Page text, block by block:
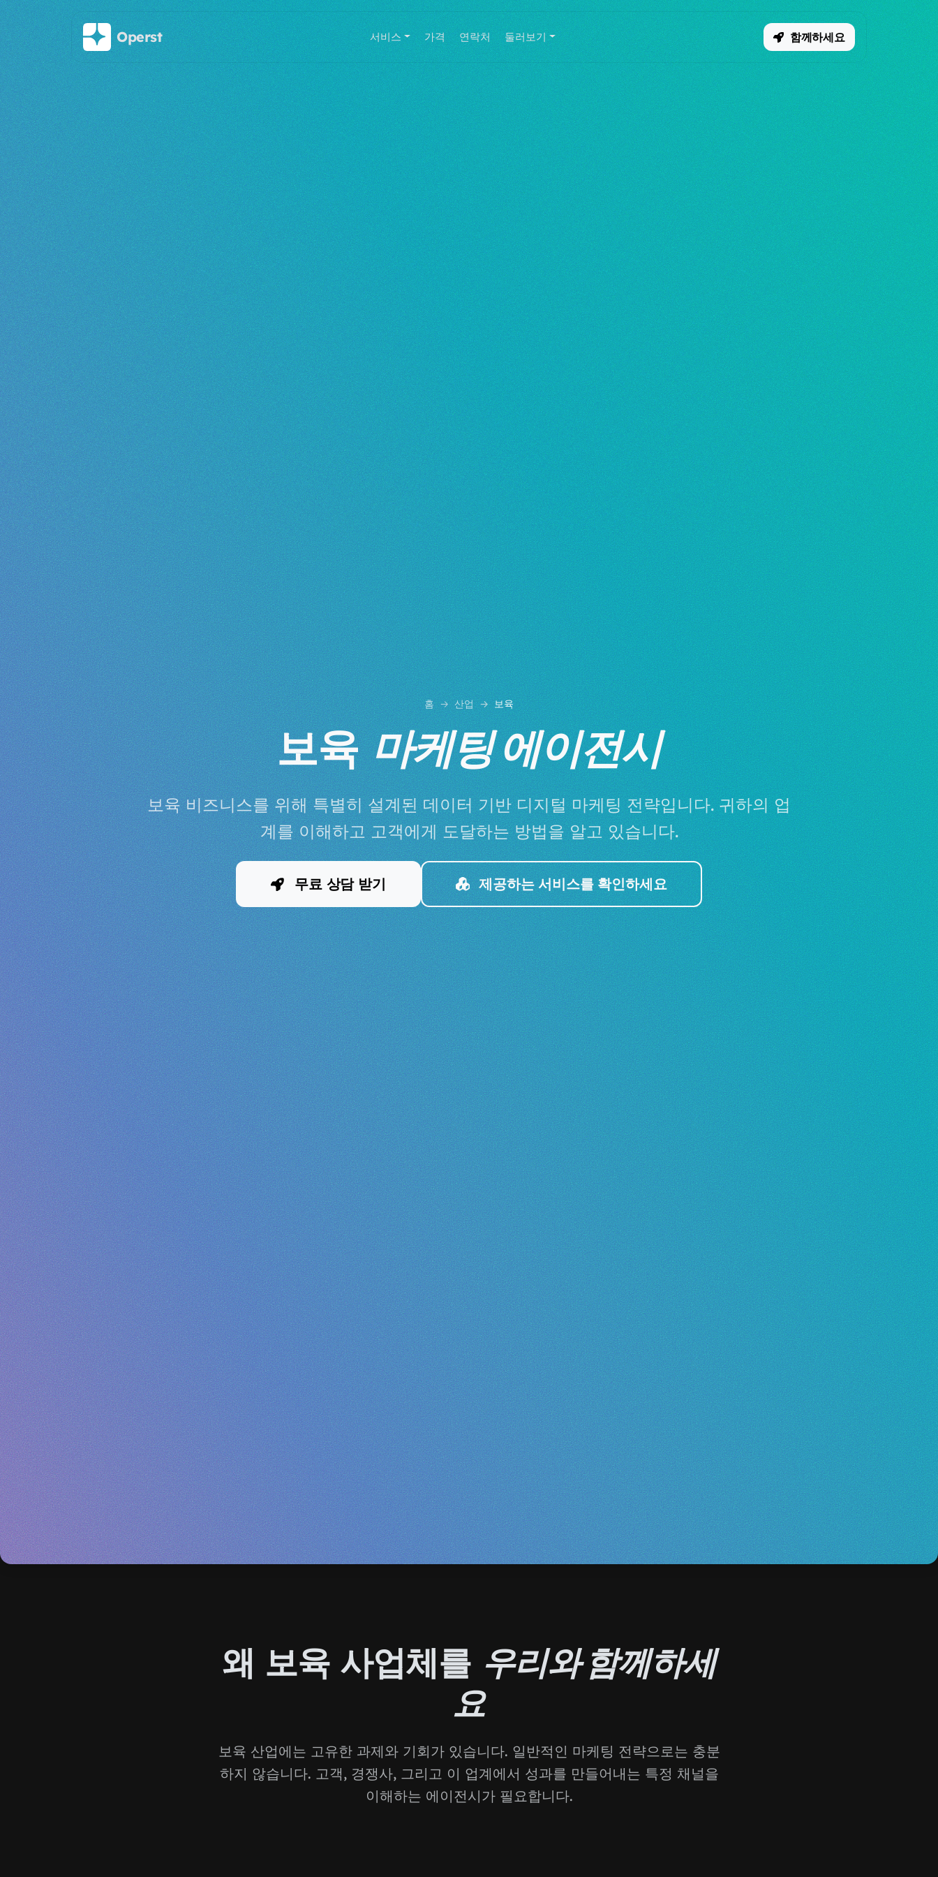
주요 콘텐츠로 건너뛰기
Operst 서비스 가격 연락처 둘러보기 함께하세요
홈 산업 보육
보육마케팅 에이전시
보육 비즈니스를 위해 특별히 설계된 데이터 기반 디지털 마케팅 전략입니다. 귀하의 업
계를 이해하고 고객에게 도달하는 방법을 알고 있습니다.
무료 상담 받기 제공하는 서비스를 확인하세요
왜 보육 사업체를 우리와 함께하세
요
보육 산업에는 고유한 과제와 기회가 있습니다. 일반적인 마케팅 전략으로는 충분
하지 않습니다. 고객, 경쟁사, 그리고 이 업계에서 성과를 만들어내는 특정 채널을
이해하는 에이전시가 필요합니다.